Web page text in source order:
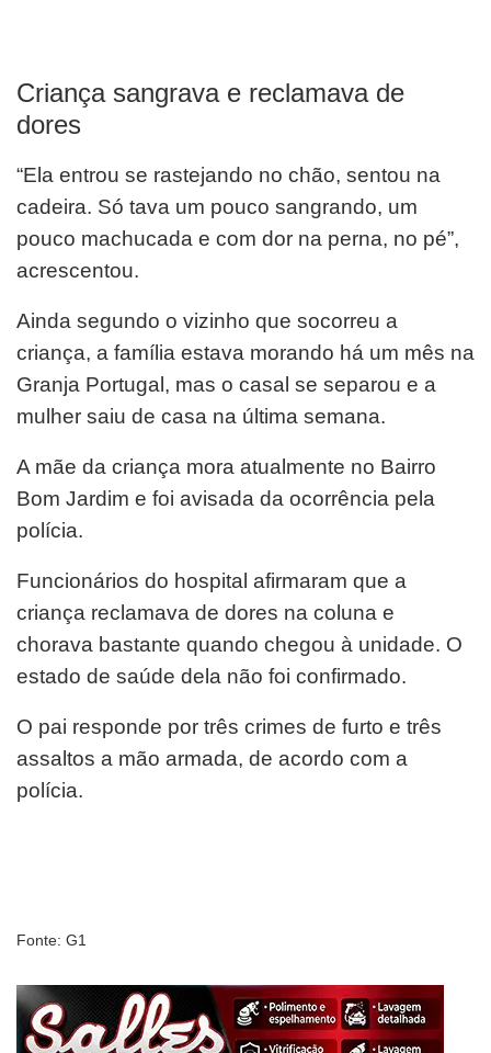
Criança sangrava e reclamava de
dores
“Ela entrou se rastejando no chão, sentou na
cadeira. Só tava um pouco sangrando, um
pouco machucada e com dor na perna, no pé”,
acrescentou.
Ainda segundo o vizinho que socorreu a
criança, a família estava morando há um mês na
Granja Portugal, mas o casal se separou e a
mulher saiu de casa na última semana.
A mãe da criança mora atualmente no Bairro
Bom Jardim e foi avisada da ocorrência pela
polícia.
Funcionários do hospital afirmaram que a
criança reclamava de dores na coluna e
chorava bastante quando chegou à unidade. O
estado de saúde dela não foi confirmado.
O pai responde por três crimes de furto e três
assaltos a mão armada, de acordo com a
polícia.
Fonte: G1